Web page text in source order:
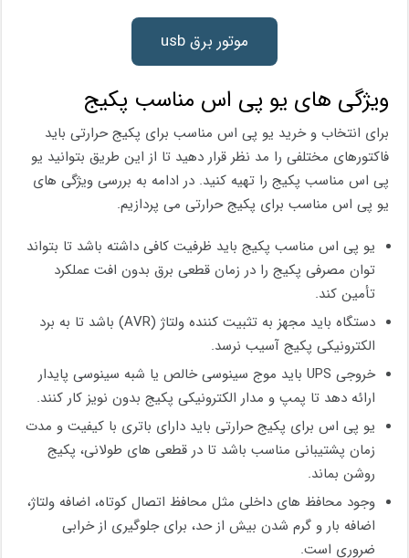
موتور برق usb
ویژگی های یو پی اس مناسب پکیج
برای انتخاب و خرید یو پی اس مناسب برای پکیج حرارتی باید
فاکتورهای مختلفی را مد نظر قرار دهید تا از این طریق بتوانید یو
پی اس مناسب پکیج را تهیه کنید. در ادامه به بررسی ویژگی های
یو پی اس مناسب برای پکیج حرارتی می پردازیم.
یو پی اس مناسب پکیج باید ظرفیت کافی داشته باشد تا بتواند
توان مصرفی پکیج را در زمان قطعی برق بدون افت عملکرد
تأمین کند.
دستگاه باید مجهز به تثبیت ‌کننده ولتاژ (AVR) باشد تا به برد
الکترونیکی پکیج آسیب نرسد.
خروجی UPS باید موج سینوسی خالص یا شبه ‌سینوسی پایدار
ارائه دهد تا پمپ و مدار الکترونیکی پکیج بدون نویز کار کنند.
یو پی اس برای پکیج حرارتی باید دارای باتری با کیفیت و مدت
‌زمان پشتیبانی مناسب باشد تا در قطعی ‌های طولانی، پکیج
روشن بماند.
وجود محافظ ‌های داخلی مثل محافظ اتصال کوتاه، اضافه ‌ولتاژ،
اضافه‌ بار و گرم‌ شدن بیش از حد، برای جلوگیری از خرابی
ضروری است.